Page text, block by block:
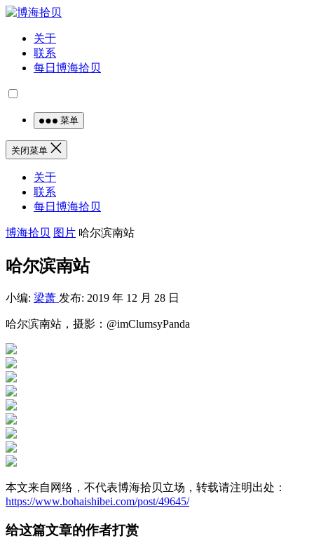
关于
联系
每日博海拾贝
菜单
关闭菜单
关于
联系
每日博海拾贝
博海拾贝 图片 哈尔滨南站
哈尔滨南站
小编: 梁萧 发布: 2019 年 12 月 28 日
哈尔滨南站，摄影：@imClumsyPanda
本文来自网络，不代表博海拾贝立场，转载请注明出处：
https://www.bohaishibei.com/post/49645/
给这篇文章的作者打赏